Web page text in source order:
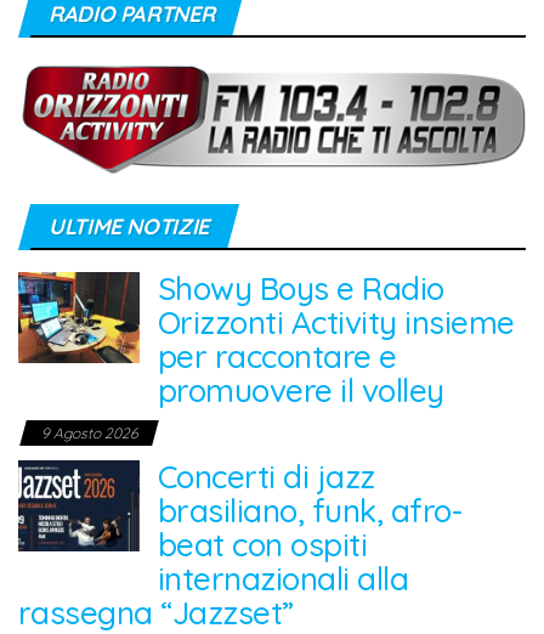
RADIO PARTNER
ULTIME NOTIZIE
Showy Boys e Radio
Orizzonti Activity insieme
per raccontare e
promuovere il volley
9 Agosto 2026
Concerti di jazz
brasiliano, funk, afro-
beat con ospiti
internazionali alla
rassegna “Jazzset”